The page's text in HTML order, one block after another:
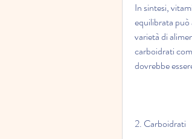
In sintesi,
equilibrata può
varietà di
carboidrati
dovrebbe
2. Carboidrati